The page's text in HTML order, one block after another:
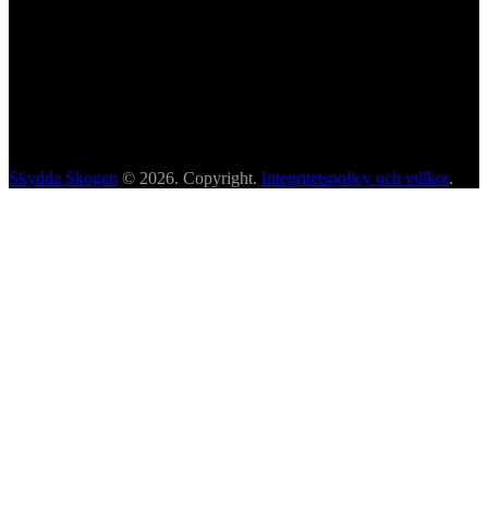
Skydda Skogen © 2026. Copyright. Integritetspolicy och villkor.